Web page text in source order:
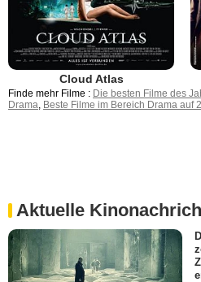
Cloud Atlas
Finde mehr Filme : Die besten Filme des
Drama, Beste Filme im Bereich Drama auf
Aktuelle